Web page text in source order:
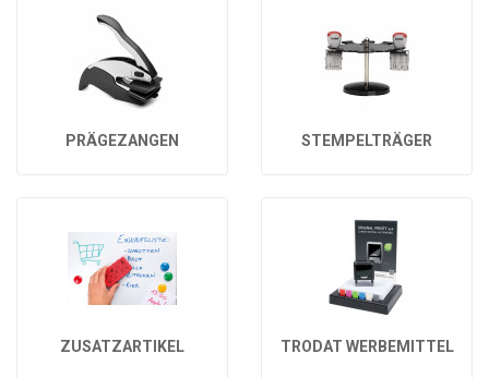
PRÄGEZANGEN STEMPELTRÄGER
ZUSATZARTIKEL TRODAT WERBEMITTEL